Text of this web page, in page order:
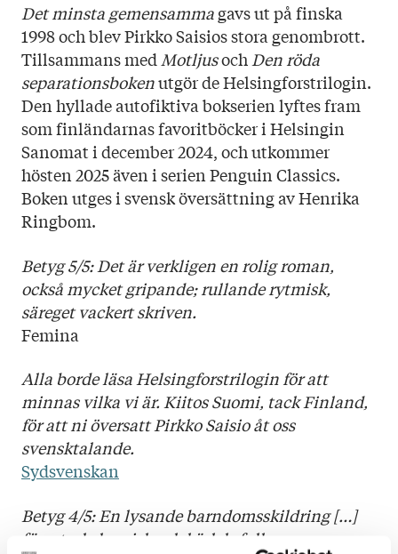
Det minsta gemensammagavs ut på finska
1998 och blev Pirkko Saisios stora genombrott.
Tillsammans medMotljusochDen röda
separationsbokenutgör de Helsingforstrilogin.
Den hyllade autofiktiva bokserien lyftes fram
som finländarnas favoritböcker i Helsingin
Sanomat i december 2024, och utkommer
hösten 2025 även i serien Penguin Classics.
Boken utges i svensk översättning av Henrika
Ringbom.
Betyg 5/5: Det är verkligen en rolig roman,
också mycket gripande; rullande rytmisk,
säreget vackert skriven.
Femina
Alla borde läsa Helsingforstrilogin för att
minnas vilka vi är. Kiitos Suomi, tack Finland,
för att ni översatt Pirkko Saisio åt oss
svensktalande.
Sydsvenskan
Betyg 4/5: En lysande barndomsskildring […]
färgstark, komisk och kärleksfull.